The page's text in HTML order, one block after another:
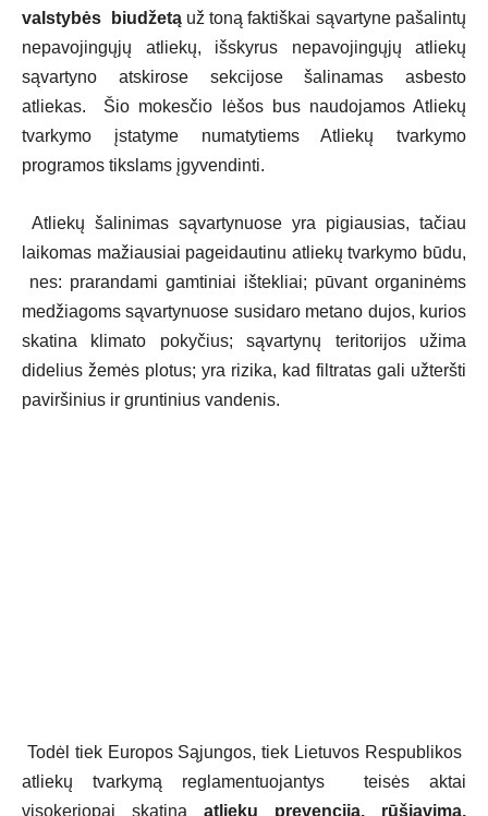
valstybės biudžetą už toną faktiškai sąvartyne pašalintų
nepavojingųjų atliekų, išskyrus nepavojingųjų atliekų
sąvartyno atskirose sekcijose šalinamas asbesto
atliekas. Šio mokesčio lėšos bus naudojamos Atliekų
tvarkymo įstatyme numatytiems Atliekų tvarkymo
programos tikslams įgyvendinti.
Atliekų šalinimas sąvartynuose yra pigiausias, tačiau
laikomas mažiausiai pageidautinu atliekų tvarkymo būdu,
nes: prarandami gamtiniai ištekliai; pūvant organinėms
medžiagoms sąvartynuose susidaro metano dujos, kurios
skatina klimato pokyčius; sąvartynų teritorijos užima
didelius žemės plotus; yra rizika, kad filtratas gali užteršti
paviršinius ir gruntinius vandenis.
Todėl tiek Europos Sąjungos, tiek Lietuvos Respublikos
atliekų tvarkymą reglamentuojantys teisės aktai
visokeriopai skatina atliekų prevenciją, rūšiavimą,